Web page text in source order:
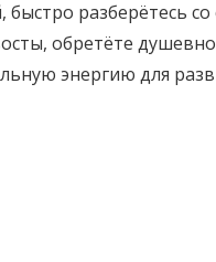
разберётесь
обретёте
энергию для